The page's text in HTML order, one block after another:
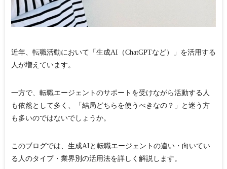
近年、転職活動において「生成AI（ChatGPTなど）」を活用する
人が増えています。
一方で、転職エージェントのサポートを受けながら活動する人
も依然として多く、「結局どちらを使うべきなの？」と迷う方
も多いのではないでしょうか。
このブログでは、 生成AIと転職エージェントの違い・向いてい
る人のタイプ・業界別の活用法を詳しく解説します。